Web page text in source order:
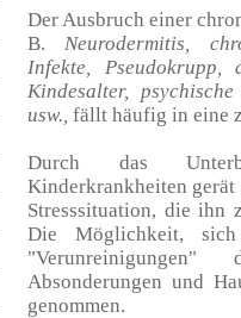
Der Ausbruch einer
B.Neurodermitis,
Infekte, Pseudokrupp,
Kindesalter,
usw., fällt häufig in eine
Durch das
Kinderkrankheiten
Stresssituation, die ihn
Die Möglichkeit,
Absonderungen und
genommen.